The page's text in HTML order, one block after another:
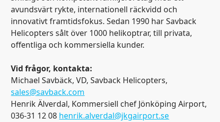
avundsvärt rykte, internationell räckvidd och
innovativt framtidsfokus. Sedan 1990 har Savback
Helicopters sålt över 1000 helikoptrar, till privata,
offentliga och kommersiella kunder.
Vid frågor, kontakta:
Michael Savbäck, VD, Savback Helicopters,
sales@savback.com
Henrik Älverdal, Kommersiell chef Jönköping Airport,
036-31 12 08 henrik.alverdal@jkgairport.se